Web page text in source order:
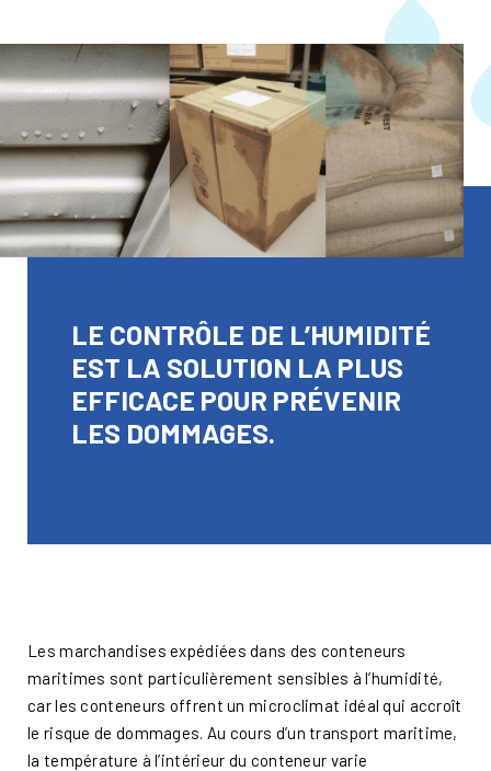
LE CONTRÔLE DE L’HUMIDITÉ
EST LA SOLUTION LA PLUS
EFFICACE POUR PRÉVENIR
LES DOMMAGES.
Les marchandises expédiées dans des conteneurs
maritimes sont particulièrement sensibles à l’humidité,
car les conteneurs offrent un microclimat idéal qui accroît
le risque de dommages. Au cours d’un transport maritime,
la température à l’intérieur du conteneur varie